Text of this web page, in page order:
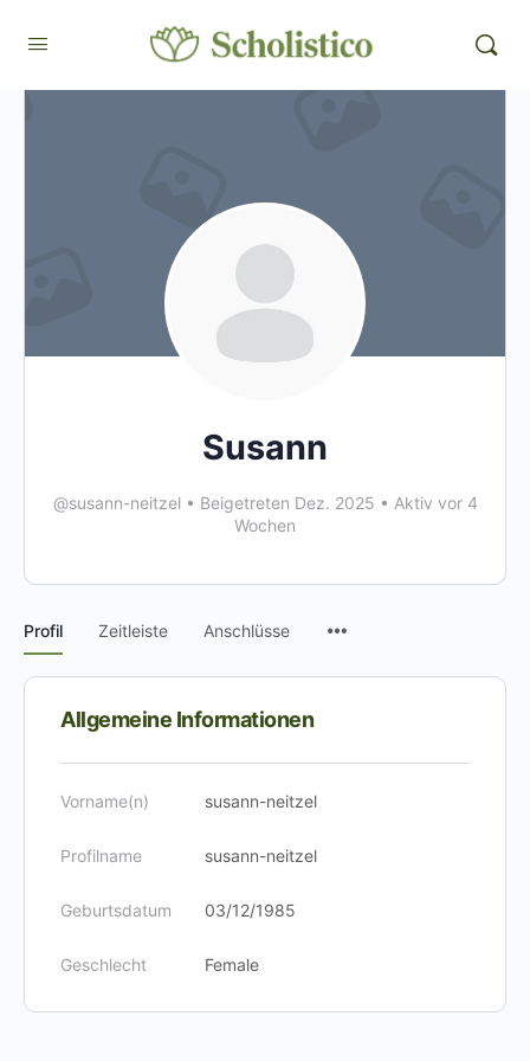
Susann
@susann-neitzel • Beigetreten Dez. 2025 • Aktiv vor 4
Wochen
Profil Zeitleiste Anschlüsse
Allgemeine Informationen
Vorname(n) susann-neitzel
Profilname susann-neitzel
Geburtsdatum 03/12/1985
Geschlecht Female